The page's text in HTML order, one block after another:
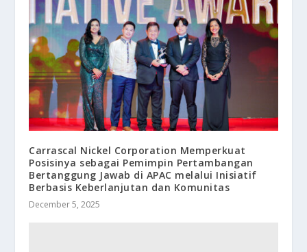
Carrascal Nickel Corporation Memperkuat
Posisinya sebagai Pemimpin Pertambangan
Bertanggung Jawab di APAC melalui Inisiatif
Berbasis Keberlanjutan dan Komunitas
December 5, 2025